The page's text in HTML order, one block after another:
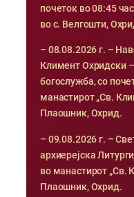
почеток во 08:45
во с. Велгошти,
– 08.08.2026 г. –
Климент Охридски
богослужба, со
манастирот „Св.
Плаошник, Охрид.
– 09.08.2026 г. –
архиерејска
во манастирот „Св.
Плаошник, Охрид.